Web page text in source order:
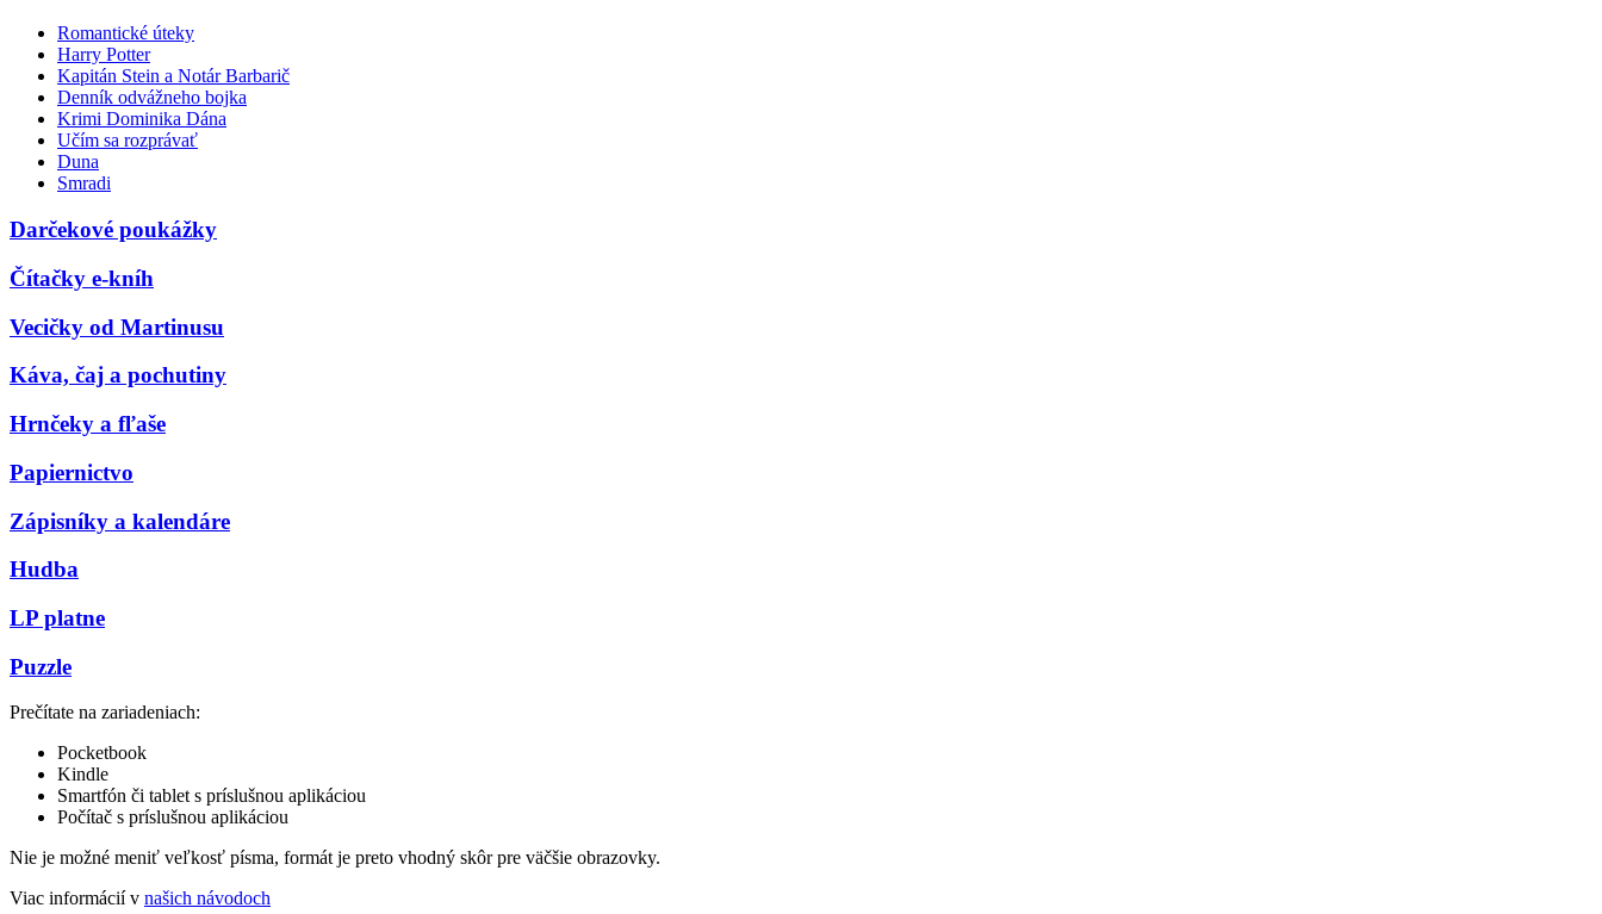
Romantické úteky
Harry Potter
Kapitán Stein a Notár Barbarič
Denník odvážneho bojka
Krimi Dominika Dána
Učím sa rozprávať
Duna
Smradi
Darčekové poukážky
Čítačky e-kníh
Vecičky od Martinusu
Káva, čaj a pochutiny
Hrnčeky a fľaše
Papiernictvo
Zápisníky a kalendáre
Hudba
LP platne
Puzzle
Prečítate na zariadeniach:
Pocketbook
Kindle
Smartfón či tablet s príslušnou aplikáciou
Počítač s príslušnou aplikáciou
Nie je možné meniť veľkosť písma, formát je preto vhodný skôr pre väčšie obrazovky.
Viac informácií v našich návodoch